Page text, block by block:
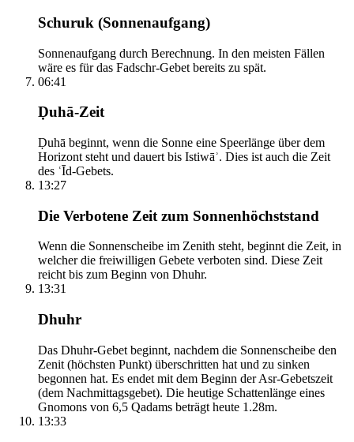
Schuruk (Sonnenaufgang)
Sonnenaufgang durch Berechnung. In den meisten Fällen
wäre es für das Fadschr-Gebet bereits zu spät.
06:41
Ḍuhā-Zeit
Ḍuhā beginnt, wenn die Sonne eine Speerlänge über dem
Horizont steht und dauert bis Istiwāʾ. Dies ist auch die Zeit
des ʿĪd-Gebets.
13:27
Die Verbotene Zeit zum Sonnenhöchststand
Wenn die Sonnenscheibe im Zenith steht, beginnt die Zeit, in
welcher die freiwilligen Gebete verboten sind. Diese Zeit
reicht bis zum Beginn von Dhuhr.
13:31
Dhuhr
Das Dhuhr-Gebet beginnt, nachdem die Sonnenscheibe den
Zenit (höchsten Punkt) überschritten hat und zu sinken
begonnen hat. Es endet mit dem Beginn der Asr-Gebetszeit
(dem Nachmittagsgebet). Die heutige Schattenlänge eines
Gnomons von 6,5 Qadams beträgt heute 1.28m.
13:33